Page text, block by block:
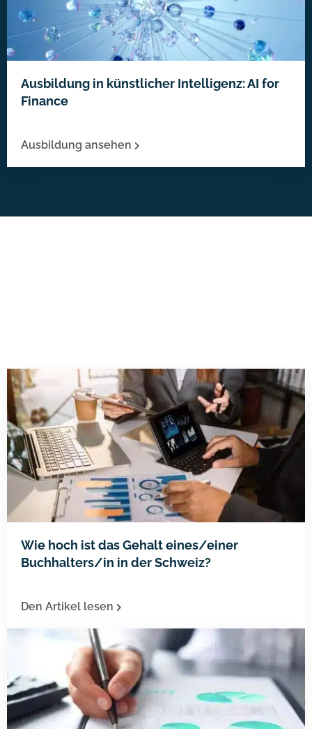
Ausbildung in künstlicher Intelligenz: AI for
Finance
Ausbildung ansehen
Wie hoch ist das Gehalt eines/einer
Buchhalters/in in der Schweiz?
Den Artikel lesen